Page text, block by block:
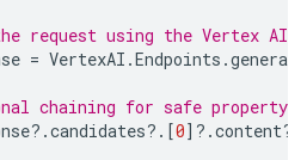
request using the Vertex AI
= VertexAI .Endpoints .
chaining for safe property
? .candidates? .[0] ? .content?